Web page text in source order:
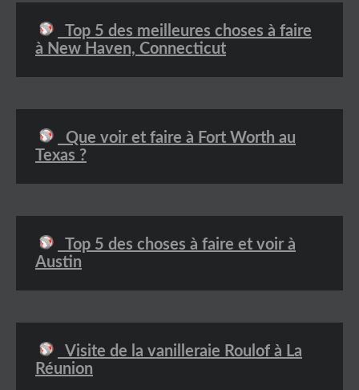
Top 5 des meilleures choses à faire
à New Haven, Connecticut
Que voir et faire à Fort Worth au
Texas ?
Top 5 des choses à faire et voir à
Austin
Visite de la vanilleraie Roulof à La
Réunion